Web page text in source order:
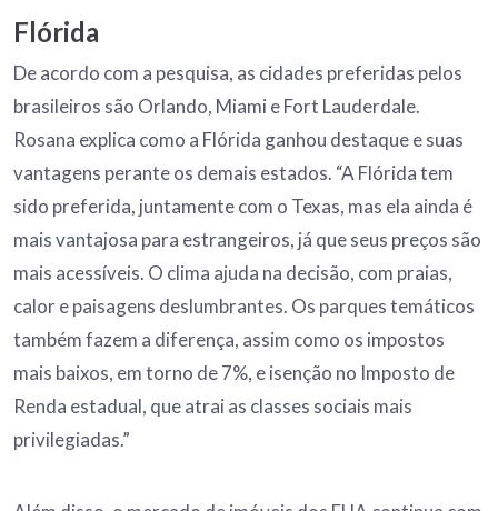
Flórida
De acordo com a pesquisa, as cidades preferidas pelos
brasileiros são Orlando, Miami e Fort Lauderdale.
Rosana explica como a Flórida ganhou destaque e suas
vantagens perante os demais estados. “A Flórida tem
sido preferida, juntamente com o Texas, mas ela ainda é
mais vantajosa para estrangeiros, já que seus preços são
mais acessíveis. O clima ajuda na decisão, com praias,
calor e paisagens deslumbrantes. Os parques temáticos
também fazem a diferença, assim como os impostos
mais baixos, em torno de 7%, e isenção no Imposto de
Renda estadual, que atrai as classes sociais mais
privilegiadas.”